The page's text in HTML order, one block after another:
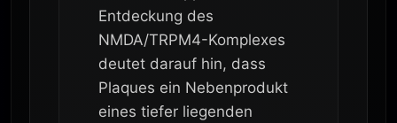
Entdeckung des
NMDA/TRPM4-Komplexes
deutet darauf hin, dass
Plaques ein Nebenprodukt
eines tiefer liegenden